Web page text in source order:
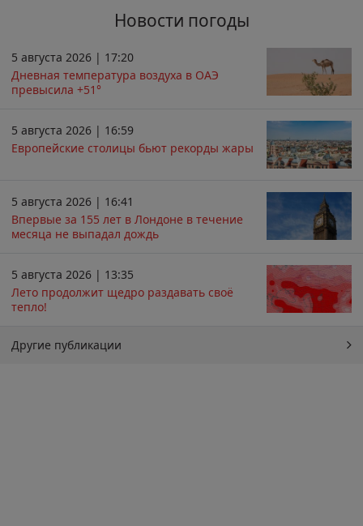
Новости погоды
5 августа 2026 | 17:20
Дневная температура воздуха в ОАЭ
превысила +51°
5 августа 2026 | 16:59
Европейские столицы бьют рекорды жары
5 августа 2026 | 16:41
Впервые за 155 лет в Лондоне в течение
месяца не выпадал дождь
5 августа 2026 | 13:35
Лето продолжит щедро раздавать своё
тепло!
Другие публикации